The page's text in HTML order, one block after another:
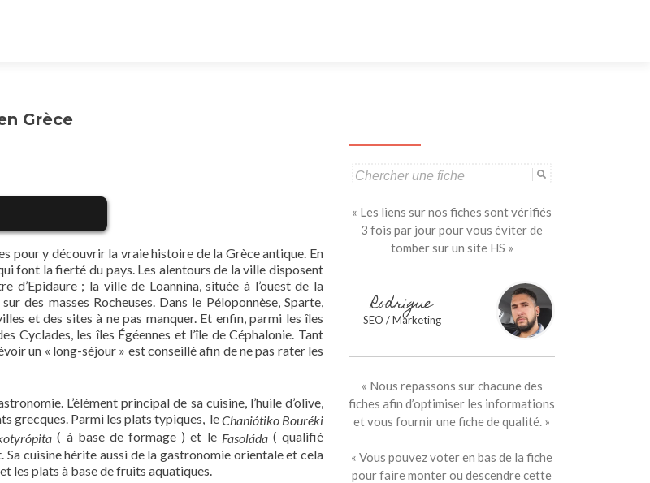
Grèce
pour y découvrir la vraie histoire de la Grèce antique. En
font la fierté du pays. Les alentours de la ville disposent
d’Epidaure ; la ville de Loannina, située à l’ouest de la
des masses Rocheuses. Dans le Péloponnèse, Sparte,
et des sites à ne pas manquer. Et enfin, parmi les îles
Cyclades, les îles Égéennes et l’île de Céphalonie. Tant
un « long-séjour » est conseillé afin de ne pas rater les
L’élément principal de sa cuisine, l’huile d’olive,
grecques. Parmi les plats typiques, leChaniótiko Bouréki
( à base de formage ) et le Fasoláda( qualifié
cuisine hérite aussi de la gastronomie orientale et cela
les plats à base de fruits aquatiques.
Search
« Les liens sur nos fiches sont vérifiés
3 fois par jour pour vous éviter de
tomber sur un site HS »
Rodrigue
SEO / Marketing
« Nous repassons sur chacune des
fiches afin d’optimiser les informations
et vous fournir une fiche de qualité. »
« Vous pouvez voter en bas de la fiche
pour faire monter ou descendre cette